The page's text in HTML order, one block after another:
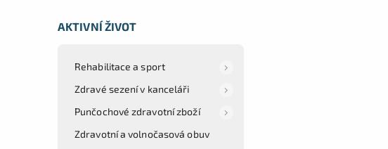
AKTIVNÍ ŽIVOT
Rehabilitace a sport
Zdravé sezení v kanceláři
Punčochové zdravotní zboží
Zdravotní a volnočasová obuv